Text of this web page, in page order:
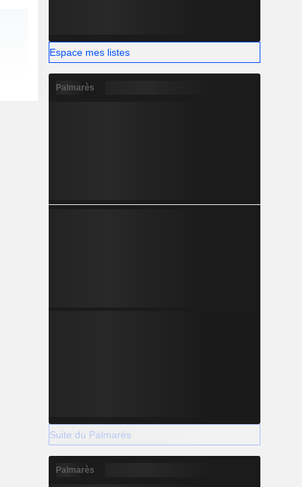
Espace mes listes
Palmarès
Suite du Palmarès
Palmarès